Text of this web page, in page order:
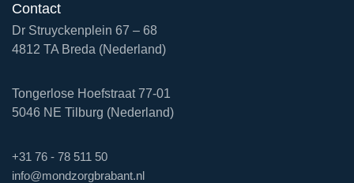
Contact
Dr Struyckenplein 67 – 68
4812 TA Breda (Nederland)
Tongerlose Hoefstraat 77-01
5046 NE Tilburg (Nederland)
+31 76 - 78 511 50
info@mondzorgbrabant.nl